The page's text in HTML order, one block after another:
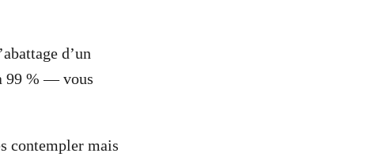
d’un
99 % — vous
contempler mais